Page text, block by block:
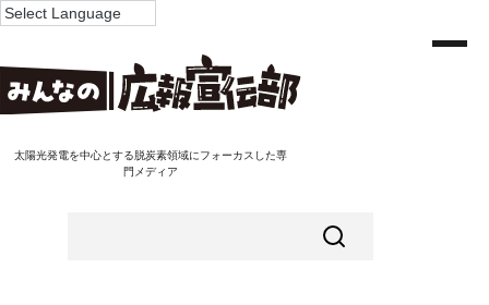
太陽光発電を中心とする脱炭素領域にフォーカスした専
門メディア